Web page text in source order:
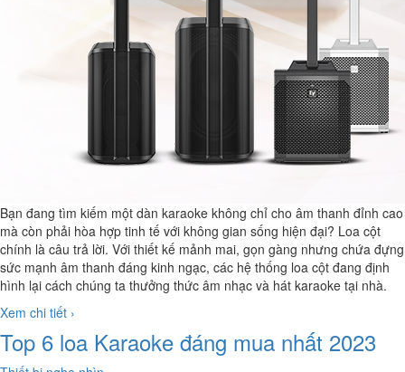
Bạn đang tìm kiếm một dàn karaoke không chỉ cho âm thanh đỉnh cao
mà còn phải hòa hợp tinh tế với không gian sống hiện đại? Loa cột
chính là câu trả lời. Với thiết kế mảnh mai, gọn gàng nhưng chứa đựng
sức mạnh âm thanh đáng kinh ngạc, các hệ thống loa cột đang định
hình lại cách chúng ta thưởng thức âm nhạc và hát karaoke tại nhà.
Xem chi tiết ›
Top 6 loa Karaoke đáng mua nhất 2023